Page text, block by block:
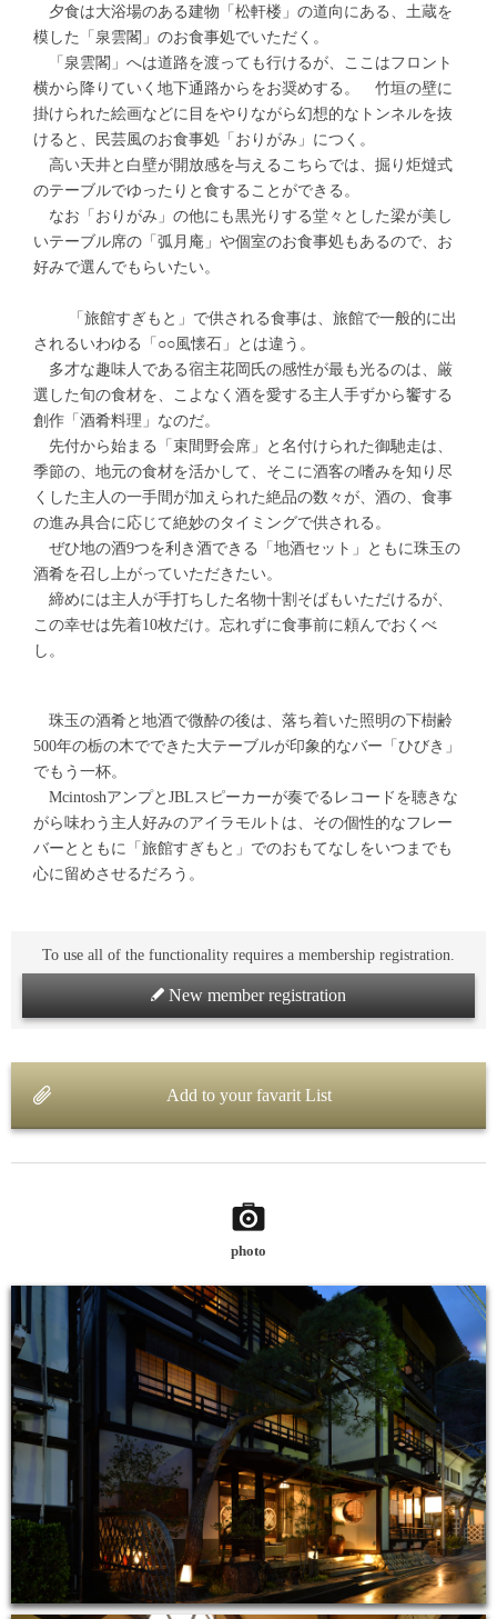
夕食は大浴場のある建物「松軒楼」の道向にある、土蔵を
模した「泉雲閣」のお食事処でいただく。
「泉雲閣」へは道路を渡っても行けるが、ここはフロント
横から降りていく地下通路からをお奨めする。 竹垣の壁に
掛けられた絵画などに目をやりながら幻想的なトンネルを抜
けると、民芸風のお食事処「おりがみ」につく。
高い天井と白壁が開放感を与えるこちらでは、掘り炬燵式
のテーブルでゆったりと食することができる。
なお「おりがみ」の他にも黒光りする堂々とした梁が美し
いテーブル席の「弧月庵」や個室のお食事処もあるので、お
好みで選んでもらいたい。
「旅館すぎもと」で供される食事は、旅館で一般的に出
されるいわゆる「○○風懐石」とは違う。
多才な趣味人である宿主花岡氏の感性が最も光るのは、厳
選した旬の食材を、こよなく酒を愛する主人手ずから饗する
創作「酒肴料理」なのだ。
先付から始まる「束間野会席」と名付けられた御馳走は、
季節の、地元の食材を活かして、そこに酒客の嗜みを知り尽
くした主人の一手間が加えられた絶品の数々が、酒の、食事
の進み具合に応じて絶妙のタイミングで供される。
ぜひ地の酒9つを利き酒できる「地酒セット」ともに珠玉の
酒肴を召し上がっていただきたい。
締めには主人が手打ちした名物十割そばもいただけるが、
この幸せは先着10枚だけ。忘れずに食事前に頼んでおくべ
し。
珠玉の酒肴と地酒で微酔の後は、落ち着いた照明の下樹齢
500年の栃の木でできた大テーブルが印象的なバー「ひびき」
でもう一杯。
McintoshアンプとJBLスピーカーが奏でるレコードを聴きな
がら味わう主人好みのアイラモルトは、その個性的なフレー
バーとともに「旅館すぎもと」でのおもてなしをいつまでも
心に留めさせるだろう。
To use all of the functionality requires a membership registration.
New member registration
Add to your favarit List
photo